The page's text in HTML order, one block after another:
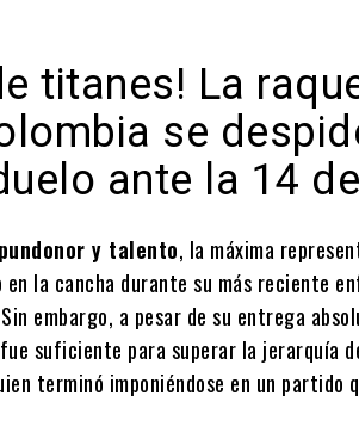
titanes! La
se
ante la 14
pundonor y talento, la máxima
en la cancha durante su más reciente
embargo, a pesar de su entrega
suficiente para superar la jerarquía
terminó imponiéndose en un partido